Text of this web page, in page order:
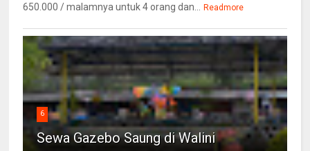
650.000 / malamnya untuk 4 orang dan...
Readmore
6
Sewa Gazebo Saung di Walini